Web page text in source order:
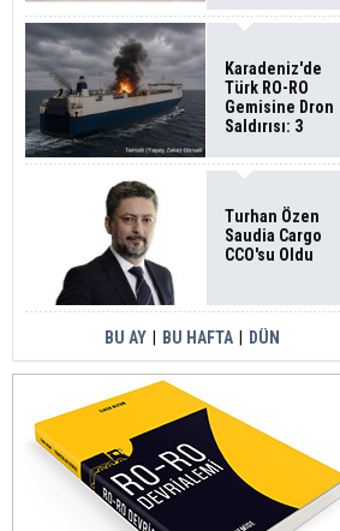
Filosuna Katıldı
Karadeniz'de
Türk RO-RO
Gemisine Dron
Saldırısı: 3
Durumu Ağır
Turhan Özen
Saudia Cargo
CCO'su Oldu
BU AY BU HAFTA DÜN